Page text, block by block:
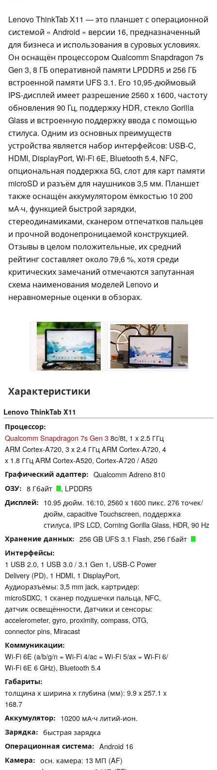
Lenovo ThinkTab X11 — это планшет с операционной
системой « Android » версии 16, предназначенный
для бизнеса и использования в суровых условиях.
Он оснащён процессором Qualcomm Snapdragon 7s
Gen 3, 8 ГБ оперативной памяти LPDDR5 и 256 ГБ
встроенной памяти UFS 3.1. Его 10,95-дюймовый
IPS-дисплей имеет разрешение 2560 x 1600, частоту
обновления 90 Гц, поддержку HDR, стекло Gorilla
Glass и встроенную поддержку ввода с помощью
стилуса. Одним из основных преимуществ
устройства является набор интерфейсов: USB-C,
HDMI, DisplayPort, Wi-Fi 6E, Bluetooth 5.4, NFC,
опциональная поддержка 5G, слот для карт памяти
microSD и разъём для наушников 3,5 мм. Планшет
также оснащён аккумулятором ёмкостью 10 200
мА·ч, функцией быстрой зарядки,
стереодинамиками, сканером отпечатков пальцев
и прочной водонепроницаемой конструкцией.
Отзывы в целом положительные, их средний
рейтинг составляет около 79,6 %, хотя среди
критических замечаний отмечаются запутанная
схема наименования моделей Lenovo и
неравномерные оценки в обзорах.
Характеристики
Lenovo ThinkTab X11
Процессор
Qualcomm Snapdragon 7s Gen 38c/8t, 1 x 2.5 ГГц
ARM Cortex-A720, 3 x 2.4 ГГц ARM Cortex-A720, 4
x 1.8 ГГц ARM Cortex-A520, Cortex-A720 / A520
Графический адаптер Qualcomm Adreno 810
ОЗУ 8 Гбайт , LPDDR5
Дисплей
10.95 дюйм. 16:10, 2560 x 1600 пикс. 276 точек/
дюйм, capacitive Touchscreen, поддержка
стилуса, IPS LCD, Corning Gorilla Glass, HDR, 90 Hz
Хранение данных 256 GB UFS 3.1 Flash, 256 Гбайт
Интерфейсы
1 USB 2.0, 1 USB 3.0 / 3.1 Gen 1, USB-C Power
Delivery (PD), 1 HDMI, 1 DisplayPort,
Аудиоразъёмы: 3,5 mm jack, картридер:
microSDXC, 1 сканер подушечки пальца, NFC,
датчик освещённости, Датчики и сенсоры:
accelerometer, gyro, proximity, compass, OTG,
connector pins, Miracast
Коммуникации
Wi-Fi 6E (a/b/g/n = Wi-Fi 4/ac = Wi-Fi 5/ax = Wi-Fi 6/
Wi-Fi 6E 6 GHz), Bluetooth 5.4
Габариты
толщина х ширина х глубина (мм): 9.9 x 257.1 x
168.7
Аккумулятор 10200 мА⋅ч литий-ион.
Зарядка быстрая зарядка
Операционная система Android 16
Камера
осн. камера: 13 МП (AF)